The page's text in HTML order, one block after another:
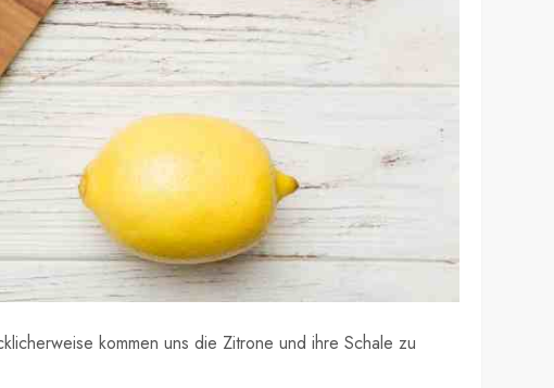
kommen uns die Zitrone und ihre Schale zu